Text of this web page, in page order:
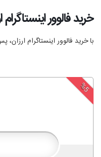
خرید فالوور اینستاگرام
با خرید فالوور اینستاگرام
%5